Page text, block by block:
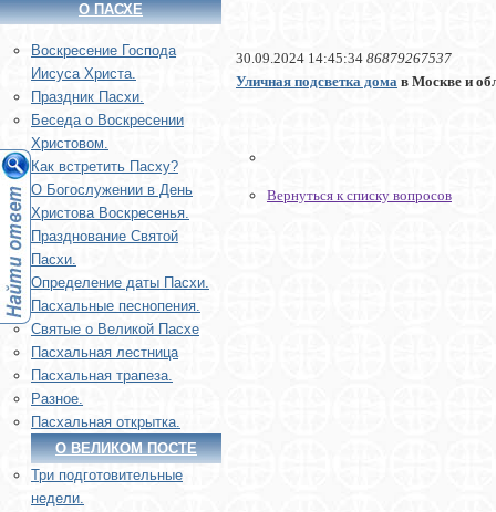
О ПАСХЕ
Воскреcение Господа
Иисуса Христа.
Праздник Пасхи.
Беседа о Воскресении
Христовом.
Как встретить Пасху?
О Богослужении в День
Христова Воскресенья.
Празднование Святой
Пасхи.
Определение даты Пасхи.
Пасхальные песнопения.
Святые о Великой Пасхе
Пасхальная лестница
Пасхальная трапеза.
Разное.
Пасхальная открытка.
О ВЕЛИКОМ ПОСТЕ
Три подготовительные
недели.
30.09.2024 14:45:34 86879267537
Уличная подсветка дома в Москве и
Вернуться к списку вопросов